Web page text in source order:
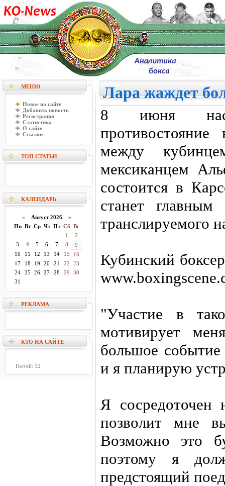
МЕНЮ
Новое на сайте
Добавить новость
Регистрация
Статистика
О сайте
Ссылки
ТОП СТАТЬИ
КАЛЕНДАРЬ
« Август 2026 »
Пн Вт Ср Чт Пт Сб Вс
1
2
3
4 5 6 7 8
9
10
11 12 13 14 15
16
17
18 19 20 21 22
23
24
25 26 27 28 29
30
31
РЕКЛАМА
КТО НА САЙТЕ
Гостей: 12
Лара жаждет
8 июня нас
между
мексиканцем
состоится в
станет главным
транслируемого
Кубинский
"Участие в
мотивирует
большое
и я планирую
Я сосредоточен
позволит мне
Возможно это
поэтому я
предстоящий